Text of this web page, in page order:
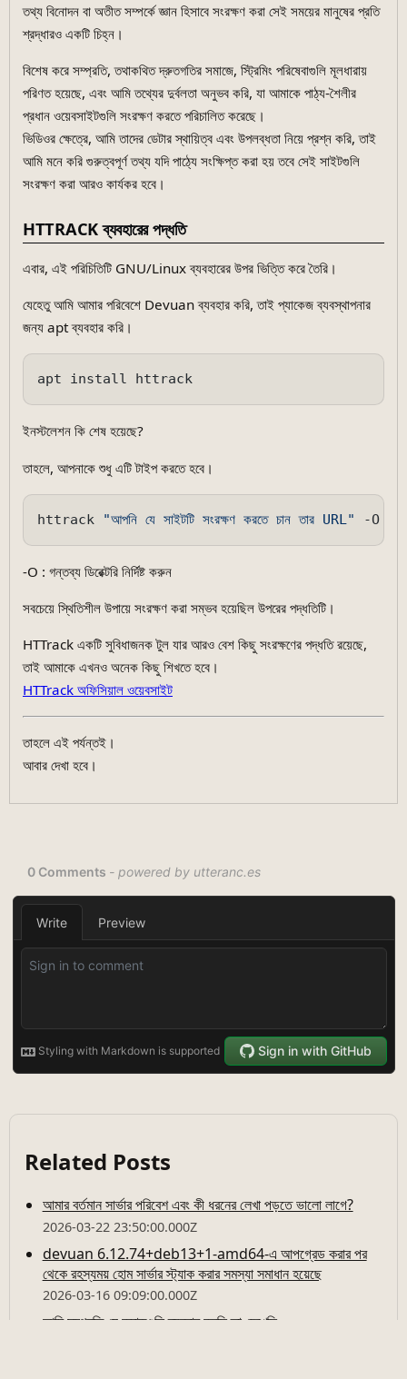
তথ্য বিনোদন বা অতীত সম্পর্কে জ্ঞান হিসাবে সংরক্ষণ করা সেই সময়ের মানুষের প্রতি
শ্রদ্ধারও একটি চিহ্ন।
বিশেষ করে সম্প্রতি, তথাকথিত দ্রুতগতির সমাজে, স্ট্রিমিং পরিষেবাগুলি মূলধারায়
পরিণত হয়েছে, এবং আমি তথ্যের দুর্বলতা অনুভব করি, যা আমাকে পাঠ্য-শৈলীর
প্রধান ওয়েবসাইটগুলি সংরক্ষণ করতে পরিচালিত করেছে।
ভিডিওর ক্ষেত্রে, আমি তাদের ডেটার স্থায়িত্ব এবং উপলব্ধতা নিয়ে প্রশ্ন করি, তাই
আমি মনে করি গুরুত্বপূর্ণ তথ্য যদি পাঠ্যে সংক্ষিপ্ত করা হয় তবে সেই সাইটগুলি
সংরক্ষণ করা আরও কার্যকর হবে।
HTTRACK ব্যবহারের পদ্ধতি
এবার, এই পরিচিতিটি GNU/Linux ব্যবহারের উপর ভিত্তি করে তৈরি।
যেহেতু আমি আমার পরিবেশে Devuan ব্যবহার করি, তাই প্যাকেজ ব্যবস্থাপনার
জন্য apt ব্যবহার করি।
ইনস্টলেশন কি শেষ হয়েছে?
তাহলে, আপনাকে শুধু এটি টাইপ করতে হবে।
httrack "আপনি যে সাইটটি সংরক্ষণ করতে চান তার URL" -O
-O : গন্তব্য ডিরেক্টরি নির্দিষ্ট করুন
সবচেয়ে স্থিতিশীল উপায়ে সংরক্ষণ করা সম্ভব হয়েছিল উপরের পদ্ধতিটি।
HTTrack একটি সুবিধাজনক টুল যার আরও বেশ কিছু সংরক্ষণের পদ্ধতি রয়েছে,
তাই আমাকে এখনও অনেক কিছু শিখতে হবে।
HTTrack অফিসিয়াল ওয়েবসাইট
তাহলে এই পর্যন্তই।
আবার দেখা হবে।
Related Posts
আমার বর্তমান সার্ভার পরিবেশ এবং কী ধরনের লেখা পড়তে ভালো লাগে?
2026-03-22 23:50:00.000Z
devuan 6.12.74+deb13+1-amd64-এ আপগ্রেড করার পর
থেকে রহস্যময় হোম সার্ভার স্ট্যাক করার সমস্যা সমাধান হয়েছে
2026-03-16 09:09:00.000Z
আমি সম্প্রতি যে কমান্ডগুলি ব্যবহার করছি তা দেখেছি